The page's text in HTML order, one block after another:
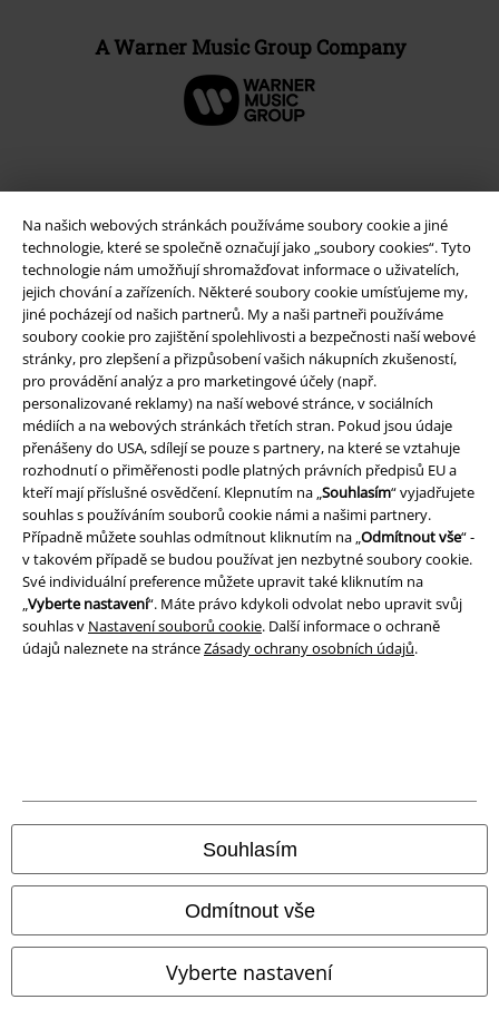
Na našich webových stránkách používáme soubory cookie a jiné
technologie, které se společně označují jako „soubory cookies“. Tyto
technologie nám umožňují shromažďovat informace o uživatelích,
jejich chování a zařízeních. Některé soubory cookie umísťujeme my,
jiné pocházejí od našich partnerů. My a naši partneři používáme
soubory cookie pro zajištění spolehlivosti a bezpečnosti naší webové
stránky, pro zlepšení a přizpůsobení vašich nákupních zkušeností,
pro provádění analýz a pro marketingové účely (např.
personalizované reklamy) na naší webové stránce, v sociálních
médiích a na webových stránkách třetích stran. Pokud jsou údaje
přenášeny do USA, sdílejí se pouze s partnery, na které se vztahuje
rozhodnutí o přiměřenosti podle platných právních předpisů EU a
kteří mají příslušné osvědčení. Klepnutím na „Souhlasím“ vyjadřujete
souhlas s používáním souborů cookie námi a našimi partnery.
Případně můžete souhlas odmítnout kliknutím na „Odmítnout vše“ -
v takovém případě se budou používat jen nezbytné soubory cookie.
Své individuální preference můžete upravit také kliknutím na
„Vyberte nastavení“. Máte právo kdykoli odvolat nebo upravit svůj
souhlas v Nastavení souborů cookie. Další informace o ochraně
údajů naleznete na stránceZásady ochrany osobních údajů.
Souhlasím
Odmítnout vše
Vyberte nastavení
A Warner Music Group Company
Právní informace
Podmínky
Prohlášení
Ochrana osobních údajů
Likvidace odpadu a ochrana životního prostředí
Prohlášení o shodě
Informace o přístupnosti
Naše online obchody